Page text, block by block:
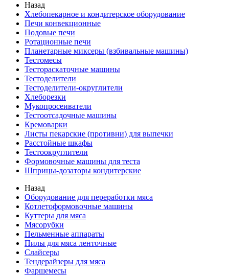
Назад
Хлебопекарное и кондитерское оборудование
Печи конвекционные
Подовые печи
Ротационные печи
Планетарные миксеры (взбивальные машины)
Тестомесы
Тестораскаточные машины
Тестоделители
Тестоделители-округлители
Хлеборезки
Мукопросеиватели
Тестоотсадочные машины
Кремоварки
Листы пекарские (противни) для выпечки
Расстойные шкафы
Тестоокруглители
Формовочные машины для теста
Шприцы-дозаторы кондитерские
Назад
Оборудование для переработки мяса
Котлетоформовочные машины
Куттеры для мяса
Мясорубки
Пельменные аппараты
Пилы для мяса ленточные
Слайсеры
Тендерайзеры для мяса
Фаршемесы